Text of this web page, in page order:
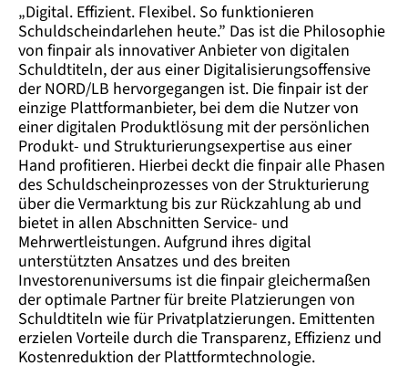
„Digital. Effizient. Flexibel. So funktionieren
Schuldscheindarlehen heute.” Das ist die Philosophie
von finpair als innovativer Anbieter von digitalen
Schuldtiteln, der aus einer Digitalisierungsoffensive
der NORD/LB hervorgegangen ist. Die finpair ist der
einzige Plattformanbieter, bei dem die Nutzer von
einer digitalen Produktlösung mit der persönlichen
Produkt- und Strukturierungsexpertise aus einer
Hand profitieren. Hierbei deckt die finpair alle Phasen
des Schuldscheinprozesses von der Strukturierung
über die Vermarktung bis zur Rückzahlung ab und
bietet in allen Abschnitten Service- und
Mehrwertleistungen. Aufgrund ihres digital
unterstützten Ansatzes und des breiten
Investorenuniversums ist die finpair gleichermaßen
der optimale Partner für breite Platzierungen von
Schuldtiteln wie für Privatplatzierungen. Emittenten
erzielen Vorteile durch die Transparenz, Effizienz und
Kostenreduktion der Plattformtechnologie.